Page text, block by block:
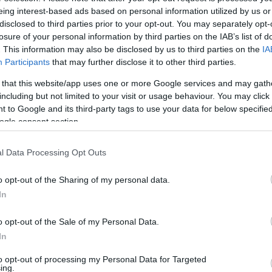
interest-based ads based on personal information utilized by us
to third parties prior to your opt-out. You may separately
of your personal information by third parties on the IAB’s list of
This information may also be disclosed by us to third parties on the
Participants that may further disclose it to other third parties.
that this website/app uses one or more Google services and may
but not limited to your visit or usage behaviour. You may
to Google and its third-party tags to use your data for below
consent section.
Data Processing Opt Outs
opt-out of the Sharing of my personal data.
opt-out of the Sale of my Personal Data.
opt-out of processing my Personal Data for Targeted
симптомы заражения вредоносной
атаки?
заражен ваш компьютер или нет, не всегда
Авторы современных вирусов, червей и
программ прилагают значительные
в системе. Вот почему так важно следовать
приведенном в настоящем руководстве –
установить на своем компьютере
ПО класса Internet Security, загружать
сохранять резервные копии данных.
потому что одни и те же симптомы могут
вызваны как воздействием вредоносного ПО,
Ваш компьютер
На экране
Вы слышите
Происходит
Ваш персональный
пытается соединиться
Ваши друзья
Ваш компьютер
Вы получаете
При включении
Вы обнаружили
Загорается
запускали никаких
Ваш браузер ведет
делать, если мой компьютер заражен